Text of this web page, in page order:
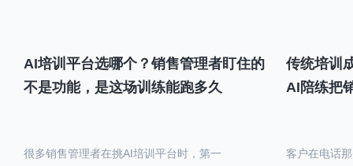
AI培训平台选哪个？销售管理者盯住的
不是功能，是这场训练能跑多久
很多销售管理者在挑AI培训平台时，第一
传统培训
AI陪练把
客户在电话